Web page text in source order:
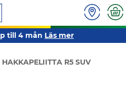
till 4 mån Läs mer
HAKKAPELIITTA R5 SUV